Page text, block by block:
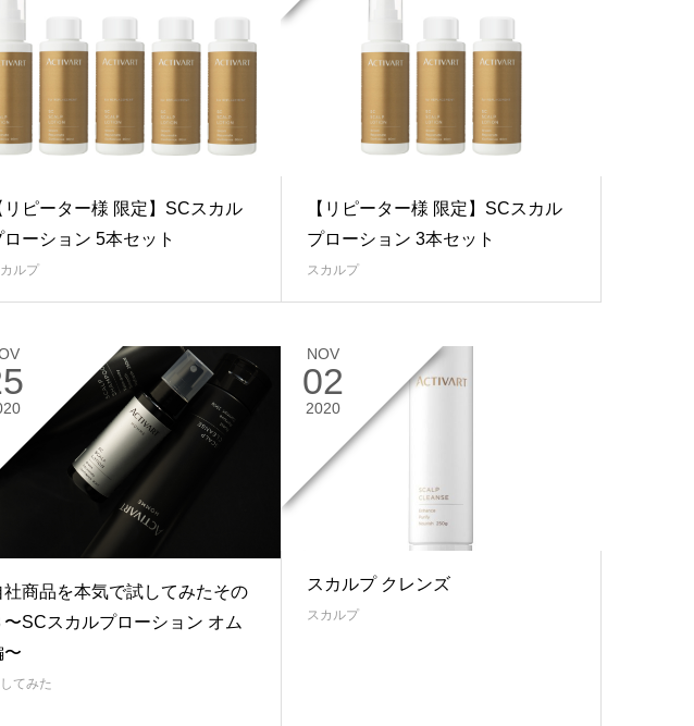
リピーター様 限定】SCスカル
ローション 5本セット
ルプ
【リピーター様 限定】SCスカル
プローション 3本セット
スカルプ
社商品を本気で試してみたその
〜SCスカルプローション オム
〜
てみた
NOV
02
2020
スカルプ クレンズ
スカルプ